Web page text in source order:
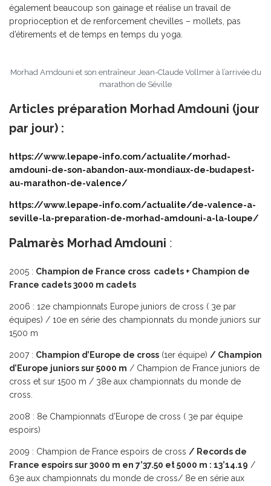
également beaucoup son gainage et réalise un travail de
proprioception et de renforcement chevilles – mollets, pas
d’étirements et de temps en temps du yoga.
Morhad Amdouni et son entraîneur Jean-Claude Vollmer à l’arrivée du
marathon de Séville
Articles préparation Morhad Amdouni (jour
par jour) :
https://www.lepape-info.com/actualite/morhad-
amdouni-de-son-abandon-aux-mondiaux-de-budapest-
au-marathon-de-valence/
https://www.lepape-info.com/actualite/de-valence-a-
seville-la-preparation-de-morhad-amdouni-a-la-loupe/
Palmarès Morhad Amdouni :
2005 : Champion de France cross cadets + Champion de
France cadets 3000 m cadets
2006 : 12e championnats Europe juniors de cross ( 3e par
équipes) / 10e en série des championnats du monde juniors sur
1500 m
2007 : Champion d’Europe de cross (1er équipe) / Champion
d’Europe juniors sur 5000 m / Champion de France juniors de
cross et sur 1500 m / 38e aux championnats du monde de
cross.
2008 : 8e Championnats d’Europe de cross ( 3e par équipe
espoirs)
2009 : Champion de France espoirs de cross / Records de
France espoirs sur 3000 m en 7’37.50 et 5000 m : 13’14.19 /
63e aux championnats du monde de cross/ 8e en série aux